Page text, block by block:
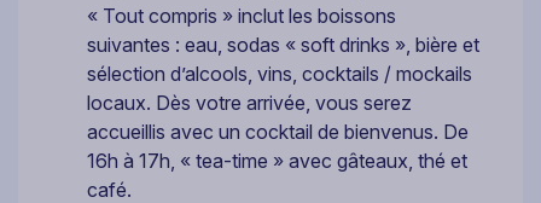
« Tout compris » inclut les boissons
suivantes : eau, sodas « soft drinks », bière et
sélection d’alcools, vins, cocktails / mockails
locaux. Dès votre arrivée, vous serez
accueillis avec un cocktail de bienvenus. De
16h à 17h, « tea-time » avec gâteaux, thé et
café.